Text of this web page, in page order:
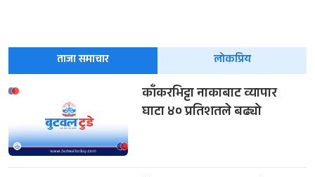
ताजा समाचार लोकप्रिय
काँकरभिट्टा नाकाबाट व्यापार
घाटा ४० प्रतिशतले बढ्यो